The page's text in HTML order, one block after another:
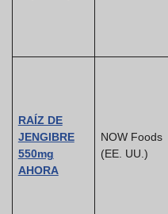
RAÍZ DE
JENGIBRE
550mg
AHORA
NOW Foods
(EE. UU.)